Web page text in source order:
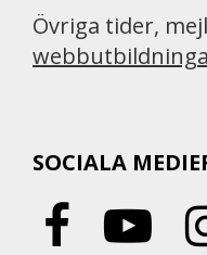
Övriga tider,
SOCIALA